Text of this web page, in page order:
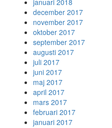
januari 2018
december 2017
november 2017
oktober 2017
september 2017
augusti 2017
juli 2017
juni 2017
maj 2017
april 2017
mars 2017
februari 2017
januari 2017